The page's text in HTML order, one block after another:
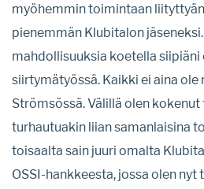
myöhemmin toimintaan
pienemmän Klubitalon
mahdollisuuksia koetella siipiäni
siirtymätyössä. Kaikki ei aina ole
Strömsössä. Välillä olen
turhautuakin liian samanlaisina
toisaalta sain juuri omalta
OSSI-hankkeesta, jossa olen nyt